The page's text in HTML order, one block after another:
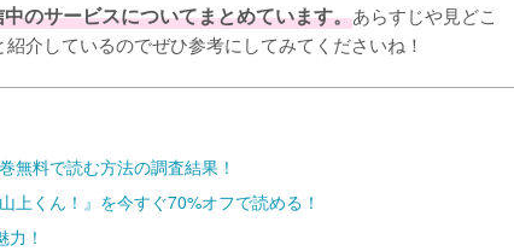
のサービスについてまとめています。あらすじや見どこ
介しているのでぜひ参考にしてみてくださいね！
無料で読む方法の調査結果！
上くん！』を今すぐ70%オフで読める！
！